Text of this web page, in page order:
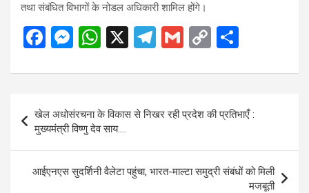
तथा संबंधित विभागों के नोडल अधिकारी शामिल होंगे।
F
ce
o
o
k
M
se
n
g
er
W
at
s
A
p
p
X
T
e
gr
a
m
G
ail
C
py
Li
n
k
ar
e
Post
navigation
खेल अधोसंरचना के विकास से निखर रही प्रदेश की प्रतिभाएँ :
मुख्यमंत्री विष्णु देव साय….
आईएनएस सुदर्शिनी वैलेटा पहुंचा, भारत-माल्टा समुद्री संबंधों को मिली
मजबूती